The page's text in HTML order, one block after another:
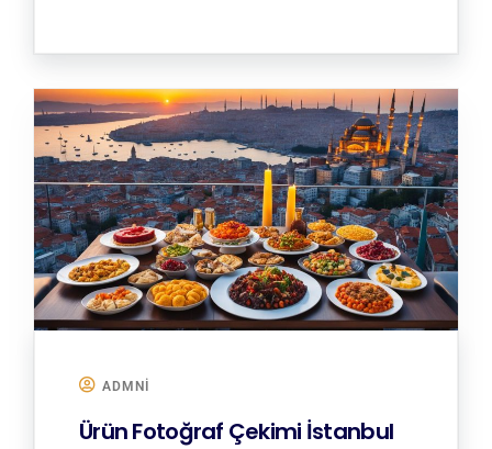
ADMNI
Ürün Fotoğraf Çekimi İstanbul